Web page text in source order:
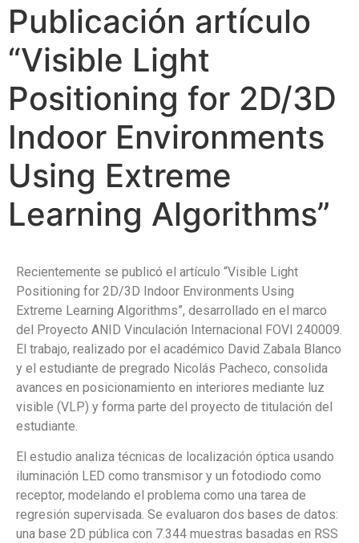
Publicación artículo
“Visible Light
Positioning for 2D/3D
Indoor Environments
Using Extreme
Learning Algorithms”
Recientemente se publicó el artículo “Visible Light
Positioning for 2D/3D Indoor Environments Using
Extreme Learning Algorithms”, desarrollado en el marco
del Proyecto ANID Vinculación Internacional FOVI 240009.
El trabajo, realizado por el académico David Zabala Blanco
y el estudiante de pregrado Nicolás Pacheco, consolida
avances en posicionamiento en interiores mediante luz
visible (VLP) y forma parte del proyecto de titulación del
estudiante.
El estudio analiza técnicas de localización óptica usando
iluminación LED como transmisor y un fotodiodo como
receptor, modelando el problema como una tarea de
regresión supervisada. Se evaluaron dos bases de datos:
una base 2D pública con 7.344 muestras basadas en RSS